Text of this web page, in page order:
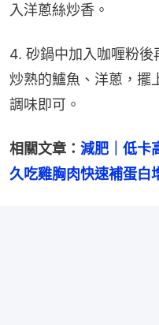
入洋蔥絲炒香。
4. 砂鍋中加入咖喱粉後
炒熟的鱸魚、洋蔥，擺
調味即可。
相關文章： 減肥｜低卡
久吃雞胸肉快速補蛋白